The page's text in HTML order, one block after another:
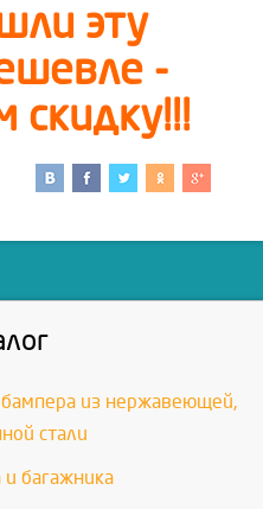
эту
-
скидку!!!
из нержавеющей,
стали
и багажника